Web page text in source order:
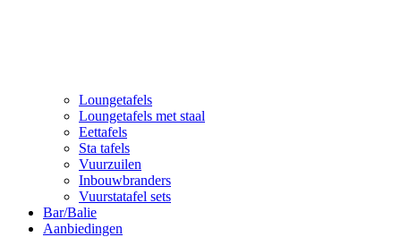
Loungetafels
Loungetafels met staal
Eettafels
Sta tafels
Vuurzuilen
Inbouwbranders
Vuurstatafel sets
Bar/Balie
Aanbiedingen